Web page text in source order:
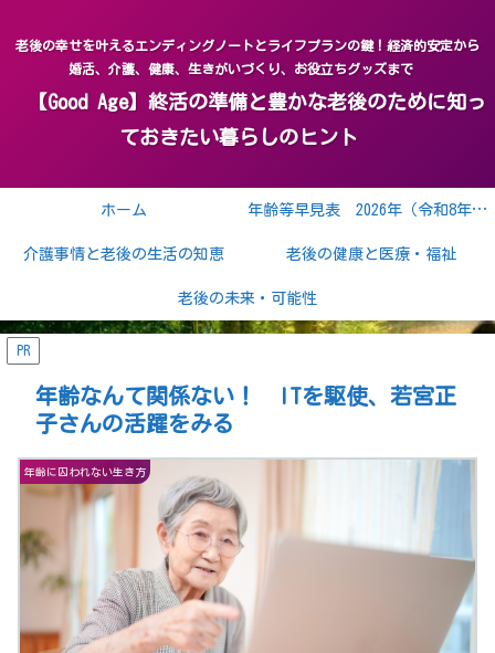
老後の幸せを叶えるエンディングノートとライフプランの鍵！経済的安定から
婚活、介護、健康、生きがいづくり、お役立ちグッズまで
【Good Age】終活の準備と豊かな老後のために知っ
ておきたい暮らしのヒント
ホーム 年齢等早見表 2026年（令和8年） 2027年（令和9年）
介護事情と老後の生活の知恵 老後の健康と医療・福祉
老後の未来・可能性
PR
年齢なんて関係ない！ ITを駆使、若宮正
子さんの活躍をみる
年齢に囚われない生き方